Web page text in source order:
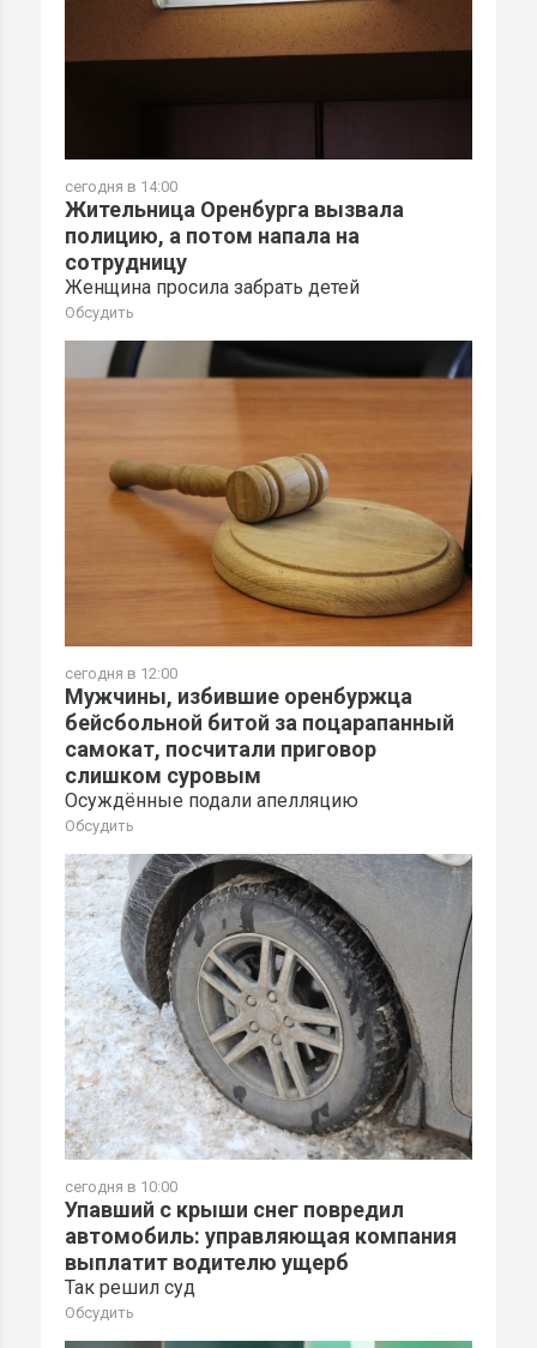
сегодня в 14:00
Жительница Оренбурга вызвала
полицию, а потом напала на
сотрудницу
Женщина просила забрать детей
Обсудить
сегодня в 12:00
Мужчины, избившие оренбуржца
бейсбольной битой за поцарапанный
самокат, посчитали приговор
слишком суровым
Осуждённые подали апелляцию
Обсудить
сегодня в 10:00
Упавший с крыши снег повредил
автомобиль: управляющая компания
выплатит водителю ущерб
Так решил суд
Обсудить